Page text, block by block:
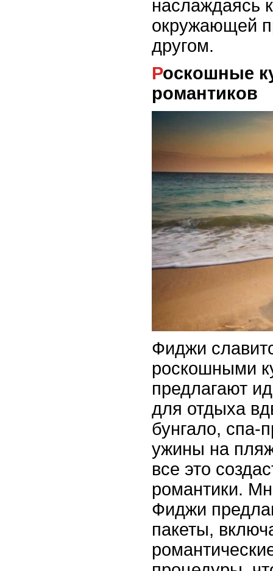
наслаждаясь
окружающей
другом.
Роскошные курорты для
романтиков
Фиджи
роскошными
предлагают
для отдыха
бунгало, спа-
ужины на
все это
романтики.
Фиджи
пакеты,